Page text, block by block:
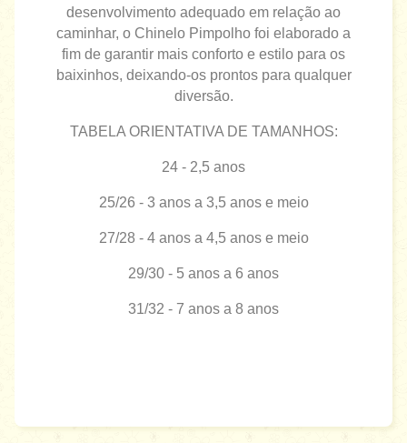
desenvolvimento adequado em relação ao
caminhar, o Chinelo Pimpolho foi elaborado a
fim de garantir mais conforto e estilo para os
baixinhos, deixando-os prontos para qualquer
diversão.
TABELA ORIENTATIVA DE TAMANHOS:
24 - 2,5 anos
25/26 - 3 anos a 3,5 anos e meio
27/28 - 4 anos a 4,5 anos e meio
29/30 - 5 anos a 6 anos
31/32 - 7 anos a 8 anos